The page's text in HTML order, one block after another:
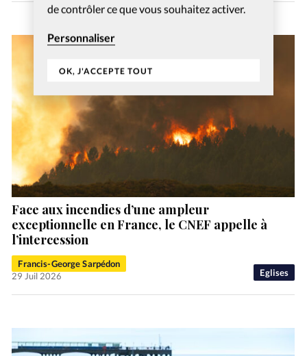
de contrôler ce que vous souhaitez activer.
Personnaliser
OK, J'ACCEPTE TOUT
Eglises
Face aux incendies d’une ampleur
exceptionnelle en France, le CNEF appelle à
l’intercession
Francis-George Sarpédon
29 Juil 2026